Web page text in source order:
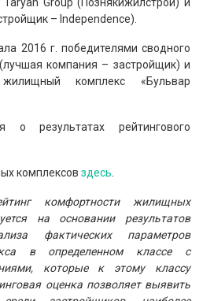
– Independence).
2016 г. победителями сводного
компания – застройщик) и
комплекс «Бульвар
о результатах рейтингового
комплексов здесь
комфортности жилищных
на основании результатов
фактических параметров
в определенном классе с
которые к этому классу
оценка позволяет выявить